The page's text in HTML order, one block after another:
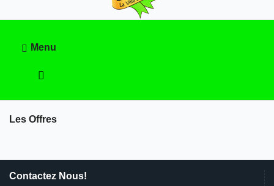
Menu
Les Offres
Contactez Nous!